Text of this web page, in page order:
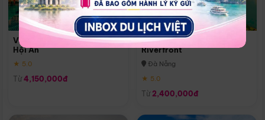
Vinpearl Resort & Golf Nam
Hội An
★ 5.0
Từ 4,150,000đ
Melia Vinpearl Danang
Riverfront
Đà Nẵng
★ 5.0
Từ 2,400,000đ